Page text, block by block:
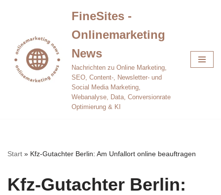
springen
FineSites -
Onlinemarketing
News
Nachrichten zu Online Marketing,
SEO, Content-, Newsletter- und
Social Media Marketing,
Webanalyse, Data, Conversionrate
Optimierung & KI
Start » Kfz-Gutachter Berlin: Am Unfallort online beauftragen
Kfz-Gutachter Berlin: